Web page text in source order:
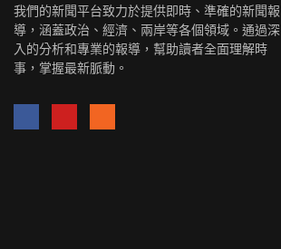
我們的新聞平台致力於提供即時、準確的新聞報
導，涵蓋政治、經濟、兩岸等各個領域。通過深
入的分析和專業的報導，幫助讀者全面理解時
事，掌握最新脈動。